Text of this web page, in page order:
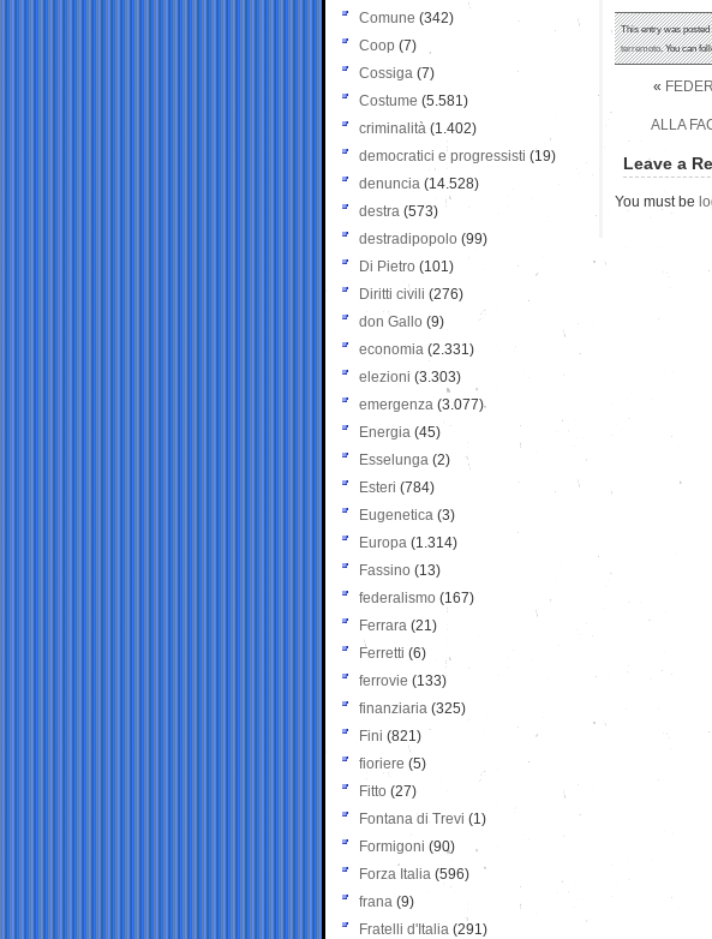
This entry was posted
terremoto. You can
«
ALLA
Leave a
You must be
Comune (342)
Coop (7)
Cossiga (7)
Costume (5.581)
criminalità (1.402)
democratici e progressisti (19)
denuncia (14.528)
destra (573)
destradipopolo (99)
Di Pietro (101)
Diritti civili (276)
don Gallo (9)
economia (2.331)
elezioni (3.303)
emergenza (3.077)
Energia (45)
Esselunga (2)
Esteri (784)
Eugenetica (3)
Europa (1.314)
Fassino (13)
federalismo (167)
Ferrara (21)
Ferretti (6)
ferrovie (133)
finanziaria (325)
Fini (821)
fioriere (5)
Fitto (27)
Fontana di Trevi (1)
Formigoni (90)
Forza Italia (596)
frana (9)
Fratelli d'Italia (291)